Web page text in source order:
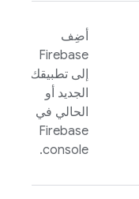
أضِف
Firebase
إلى تطبيقك
الجديد أو
الحالي في
Firebase
console.